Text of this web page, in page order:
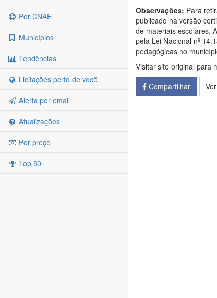
Por CNAE
Municípios
Tendências
Licitações perto de você
Alerta por email
Atualizações
Por preço
Top 50
Observações: Para
publicado na versão
de materiais escolares.
pela Lei Nacional nº
pedagógicas no
Visitar site original para
Compartilhar